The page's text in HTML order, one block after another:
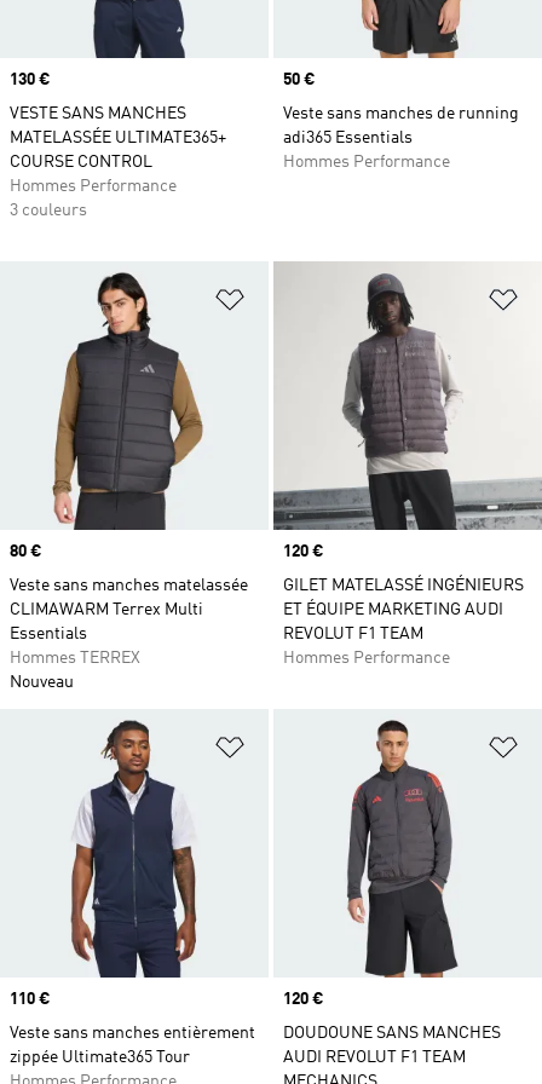
Prix
130 €
VESTE SANS MANCHES
MATELASSÉE ULTIMATE365+
COURSE CONTROL
Hommes Performance
3 couleurs
Prix
50 €
Veste sans manches de running
adi365 Essentials
Hommes Performance
Ajouter à la Liste de produits
Prix
80 €
Veste sans manches matelassée
CLIMAWARM Terrex Multi
Essentials
Hommes TERREX
Nouveau
Prix
120 €
GILET MATELASSÉ INGÉNIEURS
ET ÉQUIPE MARKETING AUDI
REVOLUT F1 TEAM
Hommes Performance
Ajouter à la Liste de produits
Prix
110 €
Veste sans manches entièrement
zippée Ultimate365 Tour
Prix
120 €
DOUDOUNE SANS MANCHES
AUDI REVOLUT F1 TEAM